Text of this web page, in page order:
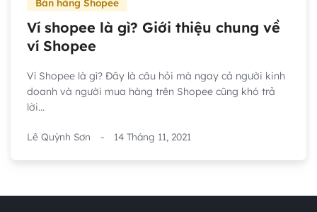
Bán hàng Shopee
Ví shopee là gì? Giới thiệu chung về
ví Shopee
Ví Shopee là gì? Đây là câu hỏi mà ngay cả người kinh
doanh và người mua hàng trên Shopee cũng khó trả
lời...
Lê Quỳnh Sơn - 14 Tháng 11, 2021